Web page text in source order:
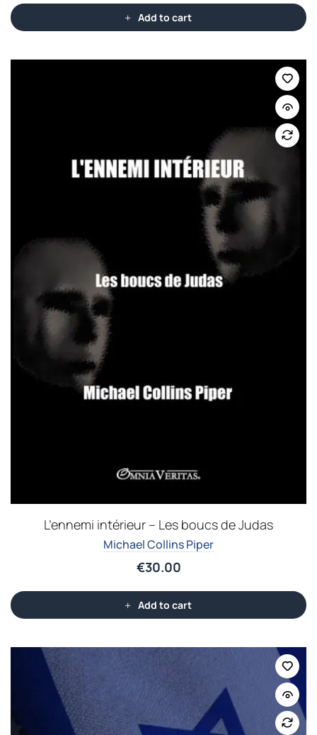
Add to cart
L’ennemi intérieur – Les boucs de Judas
Michael Collins Piper
€30.00
Add to cart